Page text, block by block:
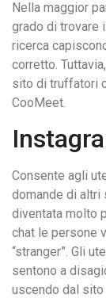
Nella maggior
grado di trovare
ricerca
corretto.
sito di truffatori
CooMeet.
Consente agli
domande di altri
diventata molto
chat le persone
“stranger”. Gli
sentono a
uscendo dal sito